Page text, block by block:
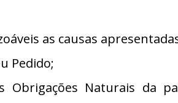
as causas
Pedido;
Obrigações Naturais da